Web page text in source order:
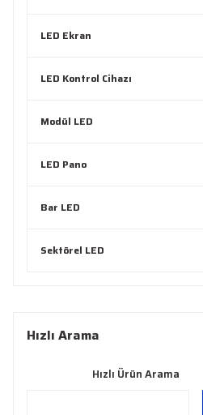
LED Ekran
LED Kontrol Cihazı
Modül LED
LED Pano
Bar LED
Sektörel LED
Hızlı Arama
Hızlı Ürün Arama